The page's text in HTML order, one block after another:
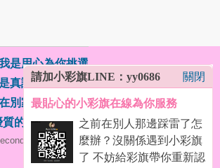
關閉
請加小彩旗LINE：yy0686
最貼心的小彩旗在線為你服務
之前在別人那邊踩雷了怎
麼辦？沒關係遇到小彩旗
了 不妨給彩旗帶你重新認
是用心為你挑選
真誠經營的（外
別家被話術踩雷
的體驗！()
19 queries .